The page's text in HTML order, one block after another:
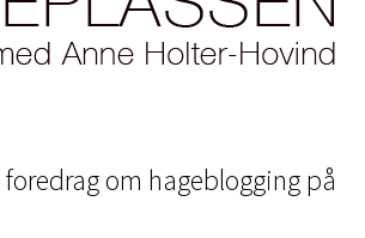
om hageblogging på